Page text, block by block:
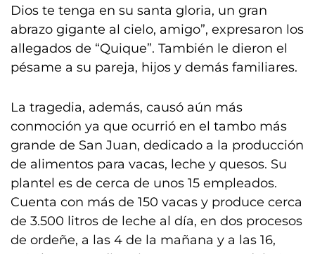
Dios te tenga en su santa gloria, un gran
abrazo gigante al cielo, amigo”, expresaron los
allegados de “Quique”. También le dieron el
pésame a su pareja, hijos y demás familiares.
La tragedia, además, causó aún más
conmoción ya que ocurrió en el tambo más
grande de San Juan, dedicado a la producción
de alimentos para vacas, leche y quesos. Su
plantel es de cerca de unos 15 empleados.
Cuenta con más de 150 vacas y produce cerca
de 3.500 litros de leche al día, en dos procesos
de ordeñe, a las 4 de la mañana y a las 16,